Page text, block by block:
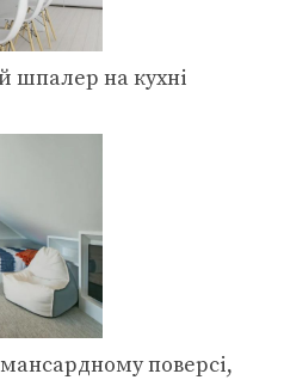
шпалер на кухні
поверсі,